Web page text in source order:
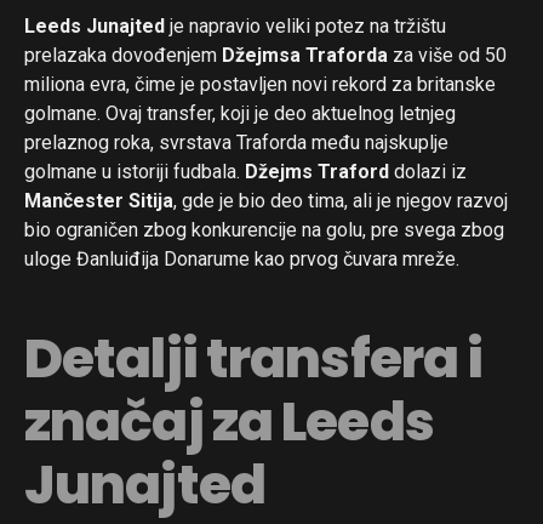
Leeds Junajted je napravio veliki potez na tržištu
prelazaka dovođenjem Džejmsa Traforda za više od 50
miliona evra, čime je postavljen novi rekord za britanske
golmane. Ovaj transfer, koji je deo aktuelnog letnjeg
prelaznog roka, svrstava Traforda među najskuplje
golmane u istoriji fudbala. Džejms Traford dolazi iz
Mančester Sitija, gde je bio deo tima, ali je njegov razvoj
bio ograničen zbog konkurencije na golu, pre svega zbog
uloge Đanluiđija Donarume kao prvog čuvara mreže.
Detalji transfera i
značaj za Leeds
Junajted